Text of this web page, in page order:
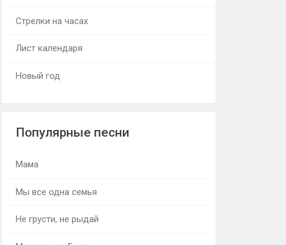
Стрелки на часах
Лист календаря
Новый год
Популярные песни
Мама
Мы все одна семья
Не грусти, не рыдай